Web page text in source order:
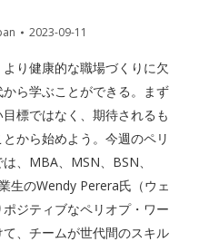
2023-09-11
り健康的な職場づくりに欠
ら学ぶことができる。まず
標ではなく、期待されるも
から始めよう。今週のペリ
、MBA、MSN、BSN、
生のWendy Perera氏（ウェ
ジティブなペリオプ・ワー
、チームが世代間のスキル